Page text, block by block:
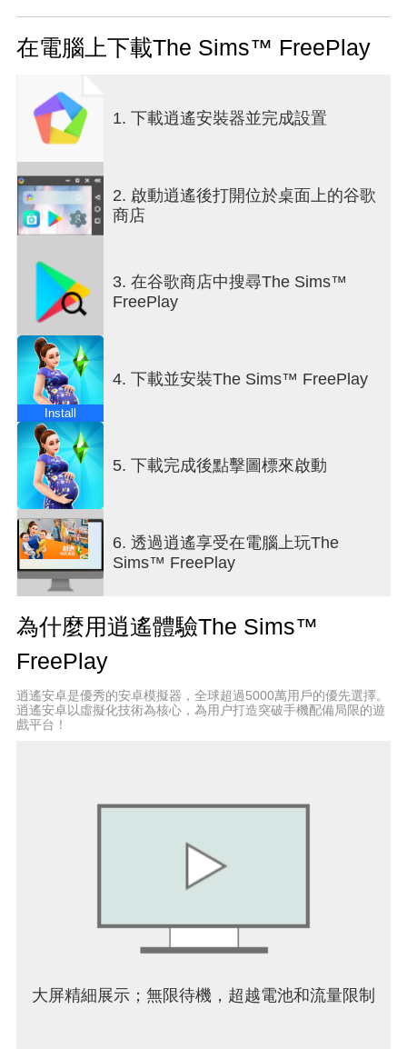
看著他們茁壯成長！
_________________
模擬市民的無限種可能
從頭到腳，從天花板到地板，自訂模擬市民生活中
的各方各面！最多讓34位模擬市民保持有型，並設
計和打造出他們的夢想家園，別忘了加上游泳池、
數個樓層以及絕美的裝潢。當您擁有越來越多模擬
市民，他們會開始成家立業。透過建造寵物店、車
輛經銷店、購物商場，甚至一座私人度假海灘來擴
設計魂，在展現自我的同時講述屬於自己的模擬市
民故事。造訪您現實生活朋友的模擬城鎮。您能建
立新關係，並和好友互相比較室內設計技巧。
保持聯繫
生命就是要和別人一起體驗。開始交往、墜入愛
河、邁向婚姻，並組織家庭。交一輩子的朋友並疼
愛寵物。舉辦泳池派對，在戶外烤肉或在壁爐旁依
偎，享受電影之夜。想製造麻煩嗎？當模擬市民無
法好好相處時，會上演諸多戲碼。跟青少年一起耍
笨、對家庭成員無禮，或向求婚說「不」！從寶寶
到年長者，您的模擬市民能在模擬人生的每個階段
寫出完美故事。一邊是友情，一邊是愛情？想成為
戲精，還是上演分手擂台？選擇權都操之在您。
全心工作與盡情玩耍
模擬市民必須要工作！開始不同的夢幻職涯，跟著
程。您模擬市民的工作量越大，他們學習技能和加
薪的機會就越高，還會給予您獎勵，引領他們走向
成功之路。在他們放假的時候，還能讓他們選擇不
狗狗。無論是孩童、青少年或成年時期。他們越是
投入，就會越開心。當您的模擬市民愛上您所創造
Twitter @TheSimsFreePlay
Facebook.com/TheSimsFreePlay
Instagram @TheSimsFreePlayEA
- 本遊戲為免費遊玩，但玩家可選擇在某些額外物品
上花錢，這些費用將向玩家的Google帳號收取。玩
在電腦上下載The Sims™ FreePlay
1. 下載逍遙安裝器並完成設置
2. 啟動逍遙後打開位於桌面上的谷歌
商店
3. 在谷歌商店中搜尋The Sims™
FreePlay
Install
4. 下載並安裝The Sims™ FreePlay
5. 下載完成後點擊圖標來啟動
6. 透過逍遙享受在電腦上玩The
Sims™ FreePlay
為什麼用逍遙體驗The Sims™
FreePlay
逍遙安卓是優秀的安卓模擬器，全球超過5000萬用戶的優先選擇。
逍遙安卓以虛擬化技術為核心，為用户打造突破手機配備局限的遊
戲平台！
大屏精細展示；無限待機，超越電池和流量限制